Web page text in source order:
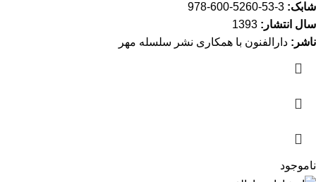
شابک:
سال انتشار:
ناشر: دارالفنون با همکاری نشر سلسله مهر
ناموجود